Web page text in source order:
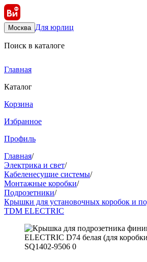
Москва Для юрлиц
Поиск в каталоге
Главная
Каталог
Корзина
Избранное
Профиль
Главная/
Электрика и свет/
Кабеленесущие системы/
Монтажные коробки/
Подрозетники/
Крышки для установочных коробок и
TDM ELECTRIC